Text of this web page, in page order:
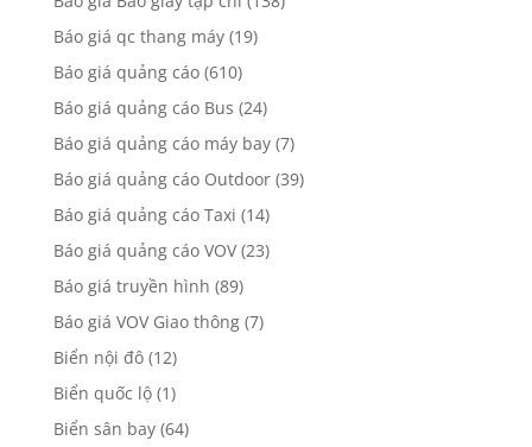
Bảng giá quảng cáo trang CAFEF mới nhất
Chuyên mục
Bản tin Thương Hiệu(113)
Báo giá báo điện tử(272)
Báo giá Báo giấy tạp chí(138)
Báo giá qc thang máy(19)
Báo giá quảng cáo(610)
Báo giá quảng cáo Bus(24)
Báo giá quảng cáo máy bay
Báo giá quảng cáo Outdoor
Báo giá quảng cáo Taxi
Báo giá quảng cáo VOV